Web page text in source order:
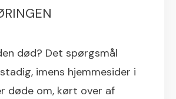
død? Det spørgsmål
imens hjemmesider i
døde om, kørt over af